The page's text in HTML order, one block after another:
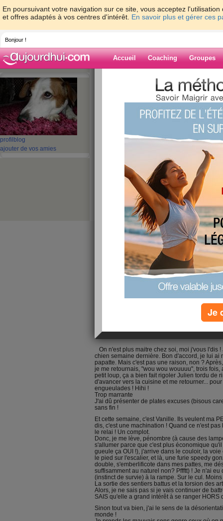
En poursuivant votre navigation sur ce site, vous acceptez
et offres adaptés à vos centres d'intérêt. En savoir plus et gérer ces
Bonjour !
Accueil Coaching Groupes
profil blog
ajouter de vos amies
> croquetteclebart >
Blog de
Bon Jour
Bonjour à toutes et je vous souhaite une
en moins, et le sourire en plus ! hihihi !
Un peu rare en ce moment je reconnais,
Du fil à retordre avec mes animaux en ce
On n'est plus maitre chez soi, moi j'vous l'dis
chien semaine dernière. Bon d'accord, je lui ai
papatte. Mais c'est pas une raison, non ?
je me retournais, "wou wou wouuuu", trois
petit loup, ça a bien fait rigoler Julien tordu de
d'avancer vers la cuisine et me retourner...
engueulades ! Hihi !
Trop marrante
J'ai dû présenter de plates excuses (bisous
sans fin !
Et cette semaine, c'est Vanille. Ils veulent ma
dis, c'est une machination ! Quand ce n'est pas
le relai ! Un complot.
Donc, je me lève, pénombre (à cause des
s'allumer parce que c'est plus économique
gueule ça OUI !), j'arrive dans le couloir, la
le pied sur l'escalier, et là, une furie speedy
double, s'emberlificote dans mes pattes, me
suffisamment au naturel non? Pffftt) ! Je n'ai
(instinct de survie) à la rampe. Sur le cul.
La sortie des sentiers battus et la torsion des
Alors, je ne sais pas si je vais continuer de
SAIS qu'elle a grand intérêt à se ranger HORS
Sinon tout va bien, j'ai le sens de la
monde !
Je